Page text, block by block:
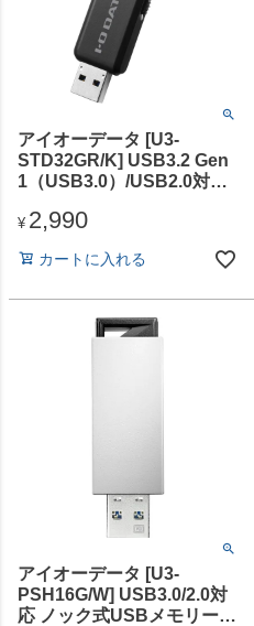
アイオーデータ [U3-
STD32GR/K] USB3.2 Gen
1（USB3.0）/USB2.0対応
ブラック 32GB
¥ 2,990
カートに入れる
アイオーデータ [U3-
PSH16G/W] USB3.0/2.0対
応 ノック式USBメモリー